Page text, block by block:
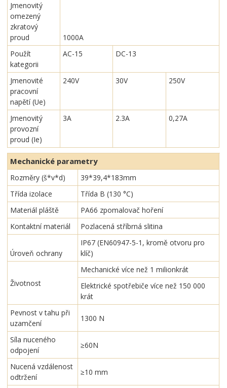
Jmenovitý
omezený
zkratový
proud
1000A
Použít
kategorii
AC-15 DC-13
Jmenovité
pracovní
napětí (Ue)
240V 30V 250V
Jmenovitý
provozní
proud (Ie)
3A 2.3A 0,27A
Mechanické parametry
Rozměry (š*v*d)
39*39,4*183mm
Třída izolace
Třída B (130 °C)
Materiál pláště
PA66 zpomalovač hoření
Kontaktní materiál
Pozlacená stříbrná slitina
Úroveň ochrany
IP67 (EN60947-5-1, kromě otvoru pro
klíč)
Životnost
Mechanické více než 1 milionkrát
Elektrické spotřebiče více než 150 000
krát
Pevnost v tahu při
uzamčení
1300 N
Síla nuceného
odpojení
≥60N
Nucená vzdálenost
odtržení
≥10 mm